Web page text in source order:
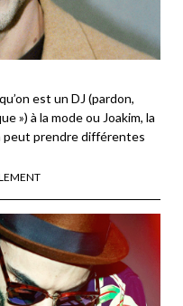
est un DJ (pardon,
») à la mode ou Joakim, la
peut prendre différentes